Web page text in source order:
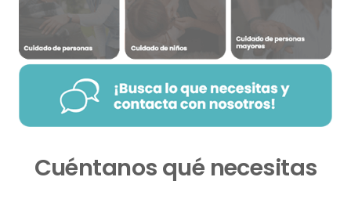
Cuéntanos qué necesitas